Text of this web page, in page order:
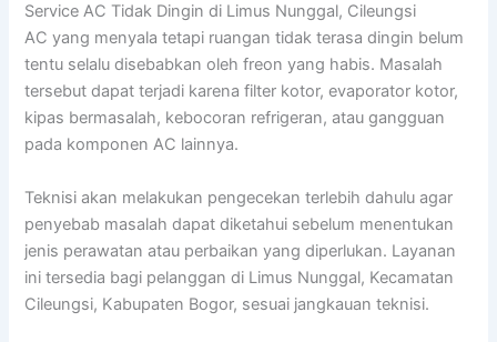
Service AC Tidak Dingin di Limus Nunggal, Cileungsi
AC yang menyala tetapi ruangan tidak terasa dingin belum
tentu selalu disebabkan oleh freon yang habis. Masalah
tersebut dapat terjadi karena filter kotor, evaporator kotor,
kipas bermasalah, kebocoran refrigeran, atau gangguan
pada komponen AC lainnya.
Teknisi akan melakukan pengecekan terlebih dahulu agar
penyebab masalah dapat diketahui sebelum menentukan
jenis perawatan atau perbaikan yang diperlukan. Layanan
ini tersedia bagi pelanggan di Limus Nunggal, Kecamatan
Cileungsi, Kabupaten Bogor, sesuai jangkauan teknisi.